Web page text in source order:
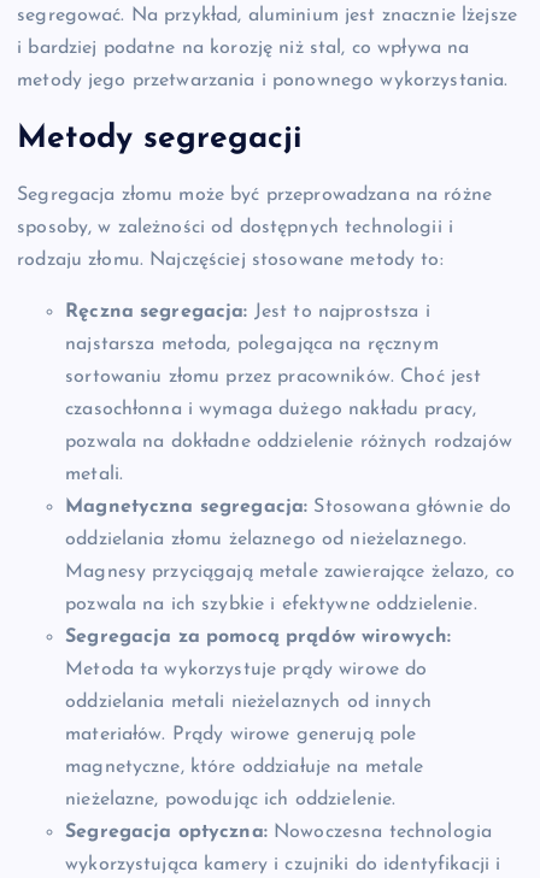
segregować. Na przykład, aluminium jest znacznie lżejsze
i bardziej podatne na korozję niż stal, co wpływa na
metody jego przetwarzania i ponownego wykorzystania.
Metody segregacji
Segregacja złomu może być przeprowadzana na różne
sposoby, w zależności od dostępnych technologii i
rodzaju złomu. Najczęściej stosowane metody to:
Ręczna segregacja: Jest to najprostsza i
najstarsza metoda, polegająca na ręcznym
sortowaniu złomu przez pracowników. Choć jest
czasochłonna i wymaga dużego nakładu pracy,
pozwala na dokładne oddzielenie różnych rodzajów
metali.
Magnetyczna segregacja: Stosowana głównie do
oddzielania złomu żelaznego od nieżelaznego.
Magnesy przyciągają metale zawierające żelazo, co
pozwala na ich szybkie i efektywne oddzielenie.
Segregacja za pomocą prądów wirowych:
Metoda ta wykorzystuje prądy wirowe do
oddzielania metali nieżelaznych od innych
materiałów. Prądy wirowe generują pole
magnetyczne, które oddziałuje na metale
nieżelazne, powodując ich oddzielenie.
Segregacja optyczna:Nowoczesna technologia
wykorzystująca kamery i czujniki do identyfikacji i